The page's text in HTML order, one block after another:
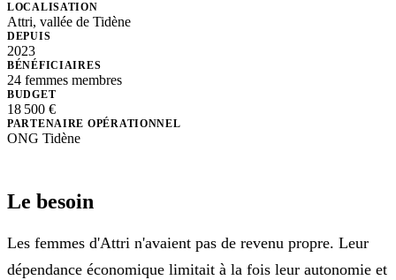
LOCALISATION
Attri, vallée de Tidène
DEPUIS
2023
BÉNÉFICIAIRES
24 femmes membres
BUDGET
18 500 €
PARTENAIRE OPÉRATIONNEL
ONG Tidène
Le besoin
Les femmes d'Attri n'avaient pas de revenu propre. Leur
dépendance économique limitait à la fois leur autonomie et